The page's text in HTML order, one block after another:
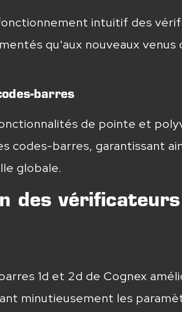
intuitif des
qu'aux nouveaux
barres
de pointe et
codes-barres, garantissant
globale.
des
1d et 2d de Cognex
minutieusement les